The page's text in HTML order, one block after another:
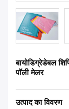
बायोडिग्रेडेबल
पॉली मेलर
उत्पाद का विवरण